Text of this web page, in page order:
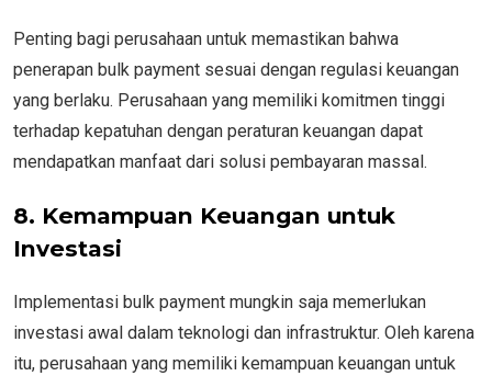
Penting bagi perusahaan untuk memastikan bahwa
penerapan bulk payment sesuai dengan regulasi keuangan
yang berlaku. Perusahaan yang memiliki komitmen tinggi
terhadap kepatuhan dengan peraturan keuangan dapat
mendapatkan manfaat dari solusi pembayaran massal.
8. Kemampuan Keuangan untuk
Investasi
Implementasi bulk payment mungkin saja memerlukan
investasi awal dalam teknologi dan infrastruktur. Oleh karena
itu, perusahaan yang memiliki kemampuan keuangan untuk